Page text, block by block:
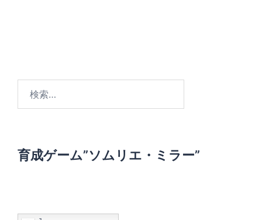
育成ゲーム”ソムリエ・ミラー”